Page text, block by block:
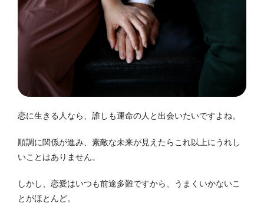
恋に生きる人なら、誰しも運命の人と出会いたいですよね。
順調に関係が進み、素敵な未来が見えたらこれ以上にうれし
いことはありません。
しかし、恋愛はいつも前途多難ですから、うまくいかないこ
とがほとんど。